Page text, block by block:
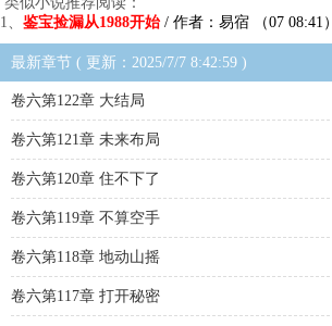
1、 鉴宝捡漏从1988开始/ 作者：易宿 （07 08:41）
最新章节 ( 更新：2025/7/7 8:42:59 )
卷六第122章 大结局
卷六第121章 未来布局
卷六第120章 住不下了
卷六第119章 不算空手
卷六第118章 地动山摇
卷六第117章 打开秘密